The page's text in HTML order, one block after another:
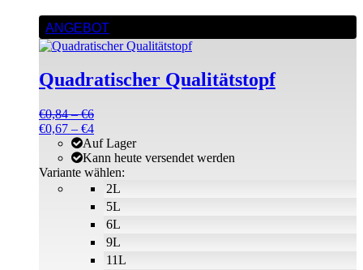
ANGEBOT
Quadratischer Qualitätstopf
€0,84 –€6Preisspanne:
€0,84
bis
€6
€0,67 – €4Preisspanne:
€0,67
bis
€4
2L
5L
6L
9L
11L
Auf Lager
Kann heute versendet werden
Variante wählen:
Dieses
Produkt
weist
Varianten
Die
Optionen
können
der
gewählt